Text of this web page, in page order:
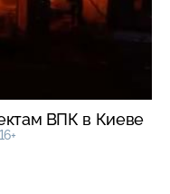
ВПК в Киеве
16+